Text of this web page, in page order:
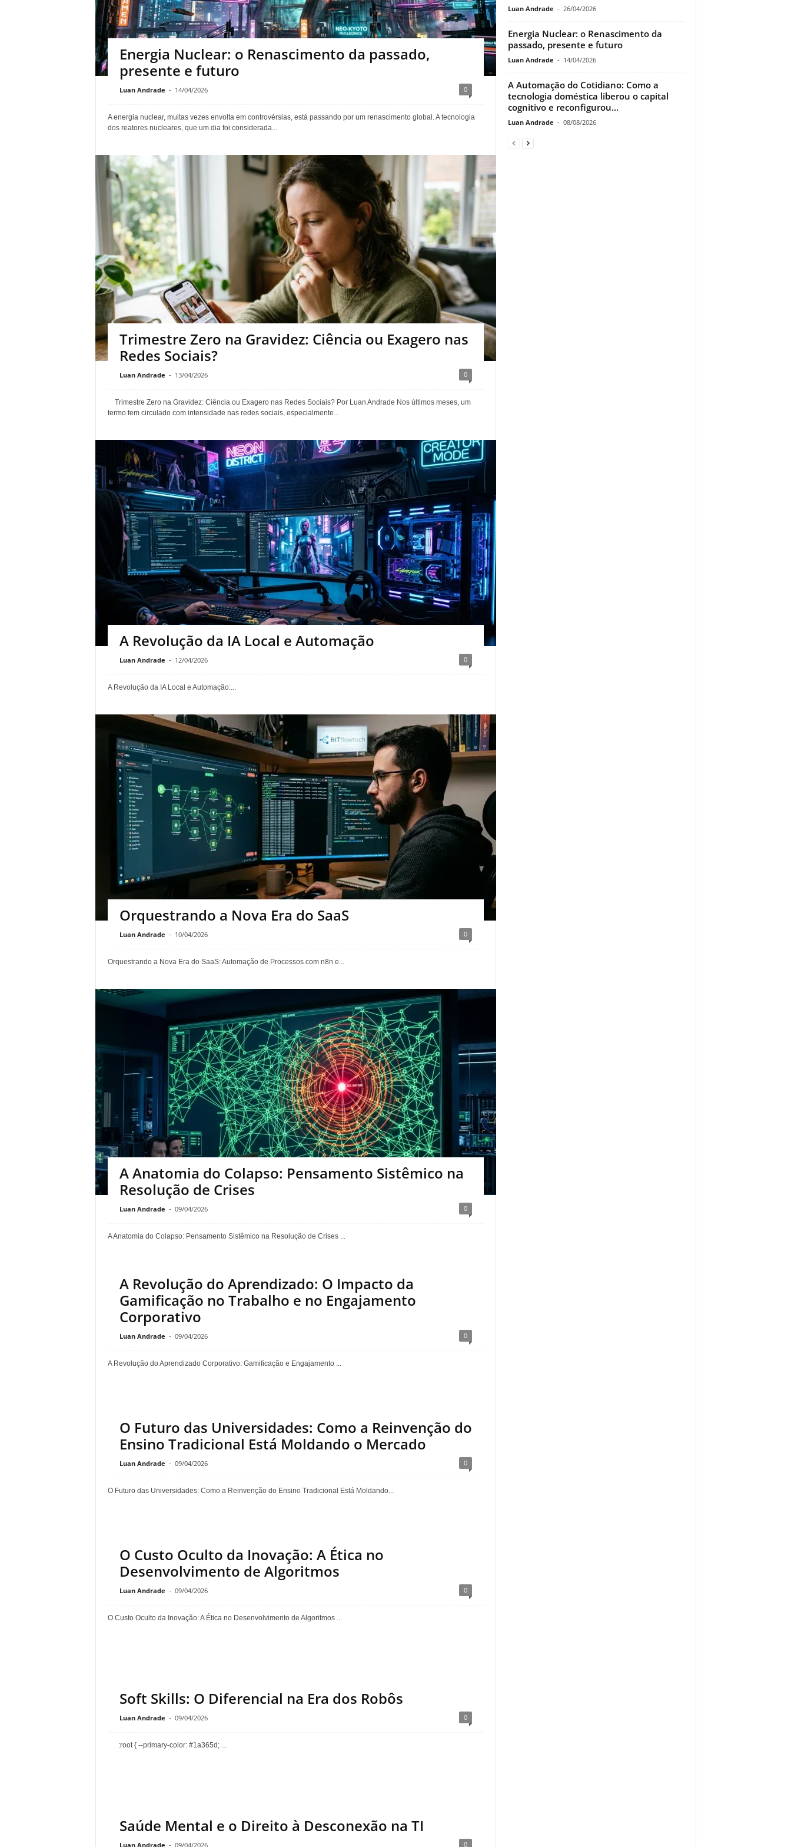
Energia Nuclear: o Renascimento da passado,
presente e futuro
Luan Andrade - 14/04/2026 0
A energia nuclear, muitas vezes envolta em controvérsias, está passando por um renascimento global. A tecnologia
dos reatores nucleares, que um dia foi considerada...
Trimestre Zero na Gravidez: Ciência ou Exagero nas
Redes Sociais?
Luan Andrade - 13/04/2026 0
Trimestre Zero na Gravidez: Ciência ou Exagero nas Redes Sociais? Por Luan Andrade Nos últimos meses, um
termo tem circulado com intensidade nas redes sociais, especialmente...
A Revolução da IA Local e Automação
Luan Andrade - 12/04/2026 0
A Revolução da IA Local e Automação:...
Orquestrando a Nova Era do SaaS
Luan Andrade - 10/04/2026 0
Orquestrando a Nova Era do SaaS: Automação de Processos com n8n e...
A Anatomia do Colapso: Pensamento Sistêmico na
Resolução de Crises
Luan Andrade - 09/04/2026 0
A Anatomia do Colapso: Pensamento Sistêmico na Resolução de Crises ...
A Revolução do Aprendizado: O Impacto da
Gamificação no Trabalho e no Engajamento
Corporativo
Luan Andrade - 09/04/2026 0
A Revolução do Aprendizado Corporativo: Gamificação e Engajamento ...
O Futuro das Universidades: Como a Reinvenção do
Ensino Tradicional Está Moldando o Mercado
Luan Andrade - 09/04/2026 0
O Futuro das Universidades: Como a Reinvenção do Ensino Tradicional Está Moldando...
O Custo Oculto da Inovação: A Ética no
Desenvolvimento de Algoritmos
Luan Andrade - 09/04/2026 0
O Custo Oculto da Inovação: A Ética no Desenvolvimento de Algoritmos ...
Soft Skills: O Diferencial na Era dos Robôs
Luan Andrade - 09/04/2026 0
:root { --primary-color: #1a365d; ...
Saúde Mental e o Direito à Desconexão na TI
Luan Andrade - 09/04/2026 0
Luan Andrade - 26/04/2026
Energia Nuclear: o Renascimento da
passado, presente e futuro
Luan Andrade - 14/04/2026
A Automação do Cotidiano: Como a
tecnologia doméstica liberou o capital
cognitivo e reconfigurou...
Luan Andrade - 08/08/2026